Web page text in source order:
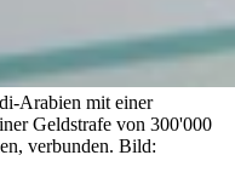
Arabien mit einer
Geldstrafe von 300'000
verbunden. Bild: